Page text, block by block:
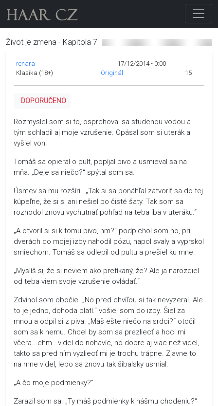
Život je zmena - Kapitola 7
renara
17/12/2014 - 0:00
Klasika (18+)
Originál 15
DOPORUČENO
Rozmyslel som si to, osprchoval sa studenou vodou a
tým schladil aj moje vzrušenie. Opásal som si uterák a
vyšiel von.
Tomáš sa opieral o pult, popíjal pivo a usmieval sa na
mňa. „Deje sa niečo?“ spýtal som sa.
Úsmev sa mu rozšíril. „Tak si sa ponáhľal zatvoriť sa do tej
kúpeľne, že si si ani nešiel po čisté šaty. Tak som sa
rozhodol znovu vychutnať pohľad na teba iba v uteráku.“
„A otvoril si si k tomu pivo, hm?“ podpichol som ho, pri
dverách do mojej izby nahodil pózu, napol svaly a vyprskol
smiechom. Tomáš sa odlepil od pultu a prešiel ku mne.
„Myslíš si, že si neviem ako prefíkaný, že? Ale ja narozdiel
od teba viem svoje vzrušenie ovládať.“
Zdvihol som obočie. „No pred chvíľou si tak nevyzeral. Ale
to je jedno, dohoda platí.“ vošiel som do izby. Šiel za
mnou a odpil si z piva. „Máš ešte niečo na srdci?“ otočil
som sa k nemu. Chcel by som sa prezliecť a hoci mi
včera...ehm...videl do nohavíc, no dobre aj viac než videl,
takto sa pred ním vyzliecť mi je trochu trápne. Zjavne to
na mne videl, lebo sa znovu tak šibalsky usmial.
„A čo moje podmienky?“
Zarazil som sa. „Ty máš podmienky k nášmu chodeniu?“